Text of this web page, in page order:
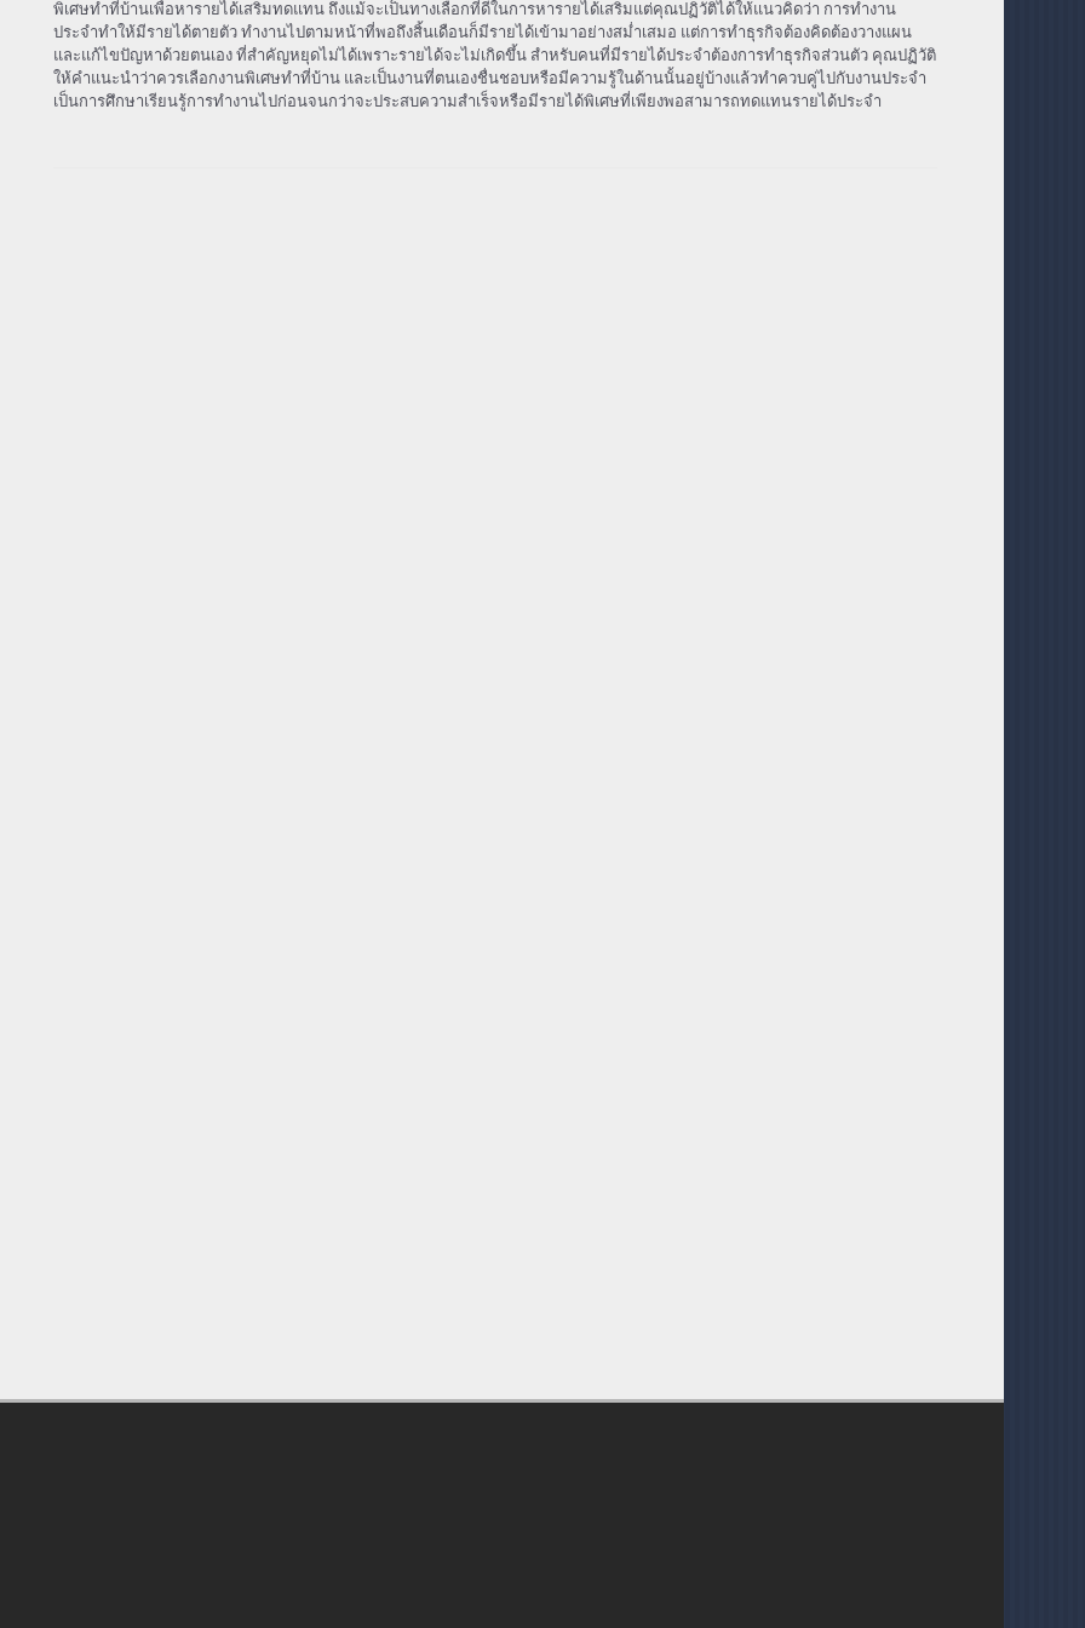
พิเศษทำที่บ้านเพื่อหารายได้เสริมทดแทน ถึงแม้จะเป็นทางเลือกที่ดีในการหารายได้เสริมแต่คุณปฏิวัติได้ให้แนวคิดว่า การทำงาน
ประจำทำให้มีรายได้ตายตัว ทำงานไปตามหน้าที่พอถึงสิ้นเดือนก็มีรายได้เข้ามาอย่างสม่ำเสมอ แต่การทำธุรกิจต้องคิดต้องวางแผน
และแก้ไขปัญหาด้วยตนเอง ที่สำคัญหยุดไม่ได้เพราะรายได้จะไม่เกิดขึ้น สำหรับคนที่มีรายได้ประจำต้องการทำธุรกิจส่วนตัว คุณปฏิวัติ
ให้คำแนะนำว่าควรเลือกงานพิเศษทำที่บ้าน และเป็นงานที่ตนเองชื่นชอบหรือมีความรู้ในด้านนั้นอยู่บ้างแล้วทำควบคู่ไปกับงานประจำ
เป็นการศึกษาเรียนรู้การทำงานไปก่อนจนกว่าจะประสบความสำเร็จหรือมีรายได้พิเศษที่เพียงพอสามารถทดแทนรายได้ประจำ